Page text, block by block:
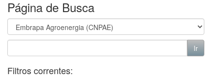
Página de Busca
Filtros correntes: